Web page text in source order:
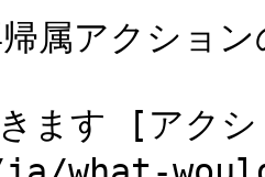
属アクション
ます [アクシ